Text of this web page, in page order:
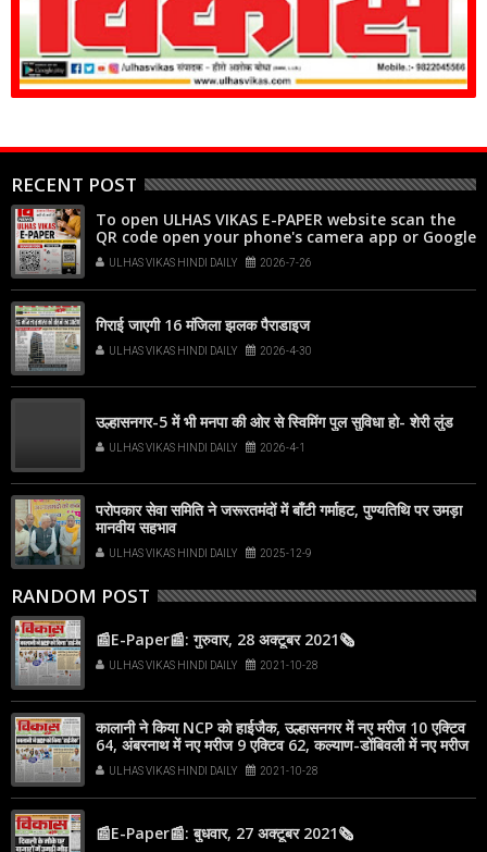
RECENT POST
To open ULHAS VIKAS E-PAPER website scan the
QR code open your phone's camera app or Google
Lens, point it at the code, and tap the web link
popup that appears on your screen
ULHAS VIKAS HINDI DAILY 2026-7-26
गिराई जाएगी 16 मंजिला झलक पैराडाइज
ULHAS VIKAS HINDI DAILY 2026-4-30
उल्हासनगर-5 में भी मनपा की ओर से स्विमिंग पुल सुविधा हो- शेरी लुंड
ULHAS VIKAS HINDI DAILY 2026-4-1
परोपकार सेवा समिति ने जरूरतमंदों में बाँटी गर्माहट, पुण्यतिथि पर उमड़ा
मानवीय सहभाव
ULHAS VIKAS HINDI DAILY 2025-12-9
RANDOM POST
📰E-Paper📰: गुरुवार, 28 अक्टूबर 2021🗞
ULHAS VIKAS HINDI DAILY 2021-10-28
कालानी ने किया NCP को हाईजैक, उल्हासनगर में नए मरीज 10 एक्टिव
64, अंबरनाथ में नए मरीज 9 एक्टिव 62, कल्याण-डोंबिवली में नए मरीज
63ULHAS VIKAS HINDI DAILY 2021-10-28
📰E-Paper📰: बुधवार, 27 अक्टूबर 2021🗞